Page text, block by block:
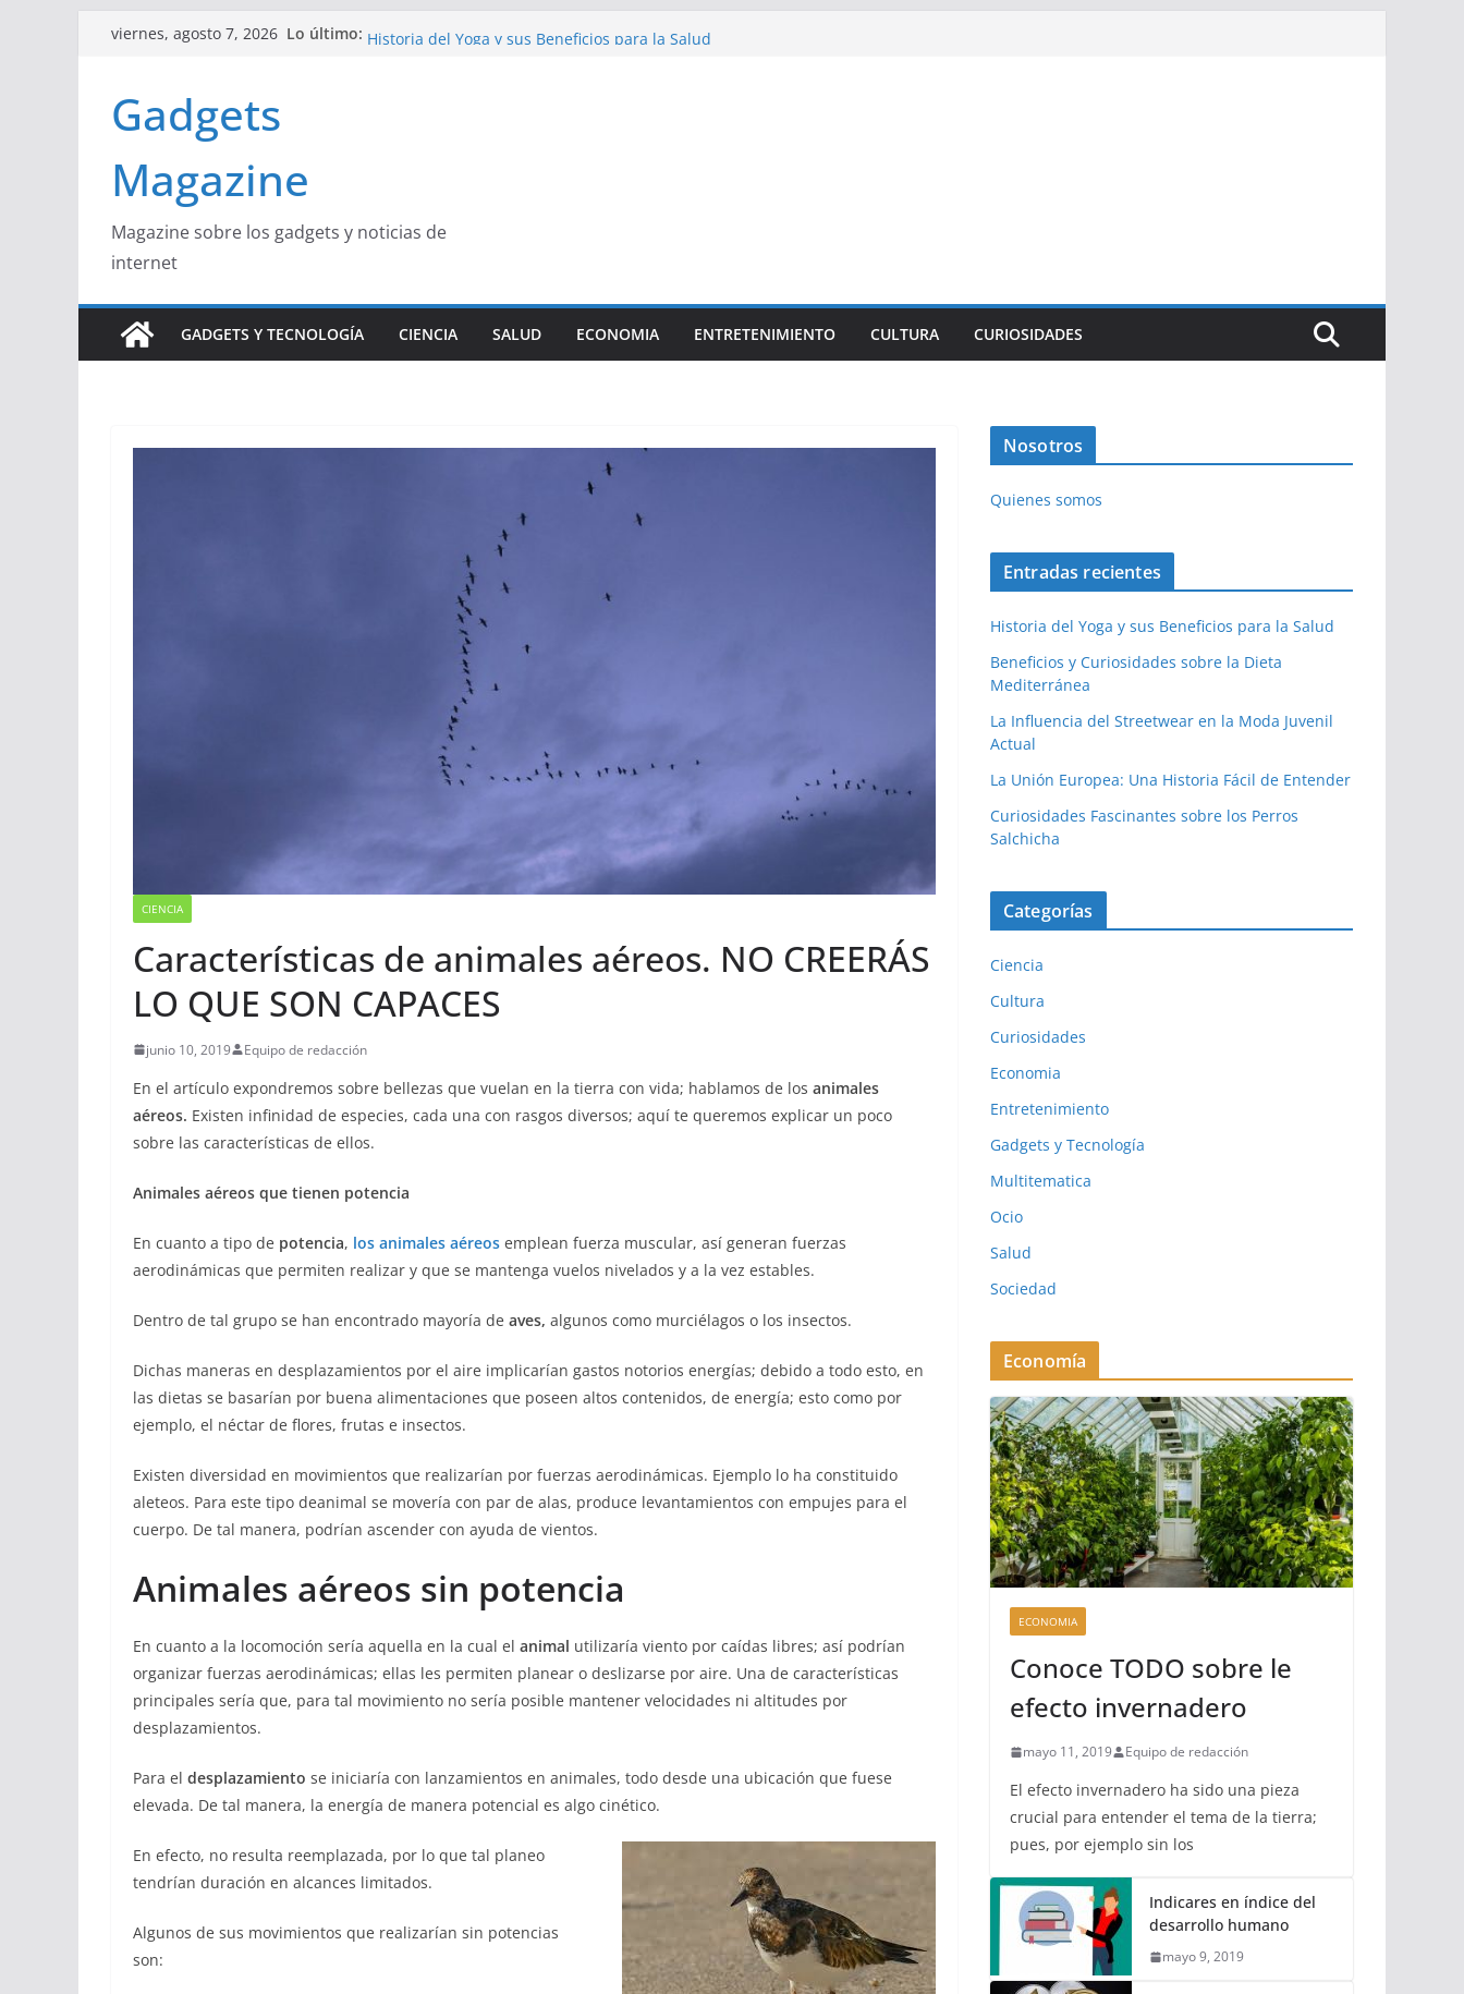
Saltarviernes, agosto 7, 2026 Lo último: Curiosidades Fascinantes sobre los Perros Salchicha
Gadgets
Magazine
Magazine sobre los gadgets y noticias de
internet
GADGETS Y TECNOLOGÍA CIENCIA SALUD ECONOMIA ENTRETENIMIENTO CULTURA CURIOSIDADES
CIENCIA
Características de animales aéreos. NO CREERÁS
LO QUE SON CAPACES
junio 10, 2019 Equipo de redacción
En el artículo expondremos sobre bellezas que vuelan en la tierra con vida; hablamos de los animales
aéreos. Existen infinidad de especies, cada una con rasgos diversos; aquí te queremos explicar un poco
sobre las características de ellos.
Animales aéreos que tienen potencia
En cuanto a tipo de potencia, los animales aéreos emplean fuerza muscular, así generan fuerzas
aerodinámicas que permiten realizar y que se mantenga vuelos nivelados y a la vez estables.
Dentro de tal grupo se han encontrado mayoría de aves, algunos como murciélagos o los insectos.
Dichas maneras en desplazamientos por el aire implicarían gastos notorios energías; debido a todo esto, en
las dietas se basarían por buena alimentaciones que poseen altos contenidos, de energía; esto como por
ejemplo, el néctar de flores, frutas e insectos.
Existen diversidad en movimientos que realizarían por fuerzas aerodinámicas. Ejemplo lo ha constituido
aleteos. Para este tipo deanimal se movería con par de alas, produce levantamientos con empujes para el
cuerpo. De tal manera, podrían ascender con ayuda de vientos.
Animales aéreos sin potencia
En cuanto a la locomoción sería aquella en la cual el animal utilizaría viento por caídas libres; así podrían
organizar fuerzas aerodinámicas; ellas les permiten planear o deslizarse por aire. Una de características
principales sería que, para tal movimiento no sería posible mantener velocidades ni altitudes por
desplazamientos.
Para el desplazamiento se iniciaría con lanzamientos en animales, todo desde una ubicación que fuese
elevada. De tal manera, la energía de manera potencial es algo cinético.
En efecto, no resulta reemplazada, por lo que tal planeo
tendrían duración en alcances limitados.
Algunos de sus movimientos que realizarían sin potencias
son:
Nosotros
Quienes somos
Entradas recientes
Historia del Yoga y sus Beneficios para la Salud
Beneficios y Curiosidades sobre la Dieta
Mediterránea
La Influencia del Streetwear en la Moda Juvenil
Actual
La Unión Europea: Una Historia Fácil de Entender
Curiosidades Fascinantes sobre los Perros
Salchicha
Categorías
Ciencia
Cultura
Curiosidades
Economia
Entretenimiento
Gadgets y Tecnología
Multitematica
Ocio
Salud
Sociedad
Economía
ECONOMIA
Conoce TODO sobre le
efecto invernadero
mayo 11, 2019 Equipo de redacción
El efecto invernadero ha sido una pieza
crucial para entender el tema de la tierra;
pues, por ejemplo sin los
Indicares en índice del
desarrollo humano
mayo 9, 2019